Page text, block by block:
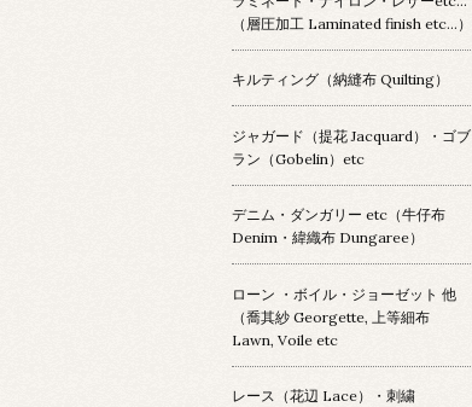
（層圧加工 Laminated finish etc…）
キルティング（納縫布 Quilting）
ジャガード（提花 Jacquard）・ゴブ
ラン（Gobelin）etc
デニム・ダンガリー etc（牛仔布
Denim・緯織布 Dungaree）
ローン ・ボイル・ジョーゼット 他
（喬其紗 Georgette, 上等細布
Lawn, Voile etc
レース（花辺 Lace）・刺繍